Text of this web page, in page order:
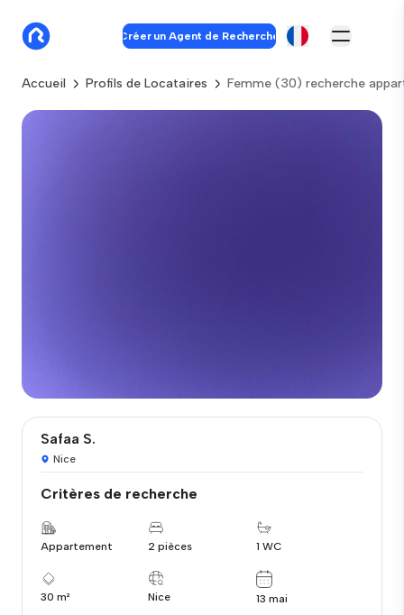
Créer un Agent de Recherche
Accueil Profils de Locataires Femme (30) recherche
Safaa S.
Nice
Critères de recherche
Appartement 2 pièces 1 WC
30 m² Nice 13 mai